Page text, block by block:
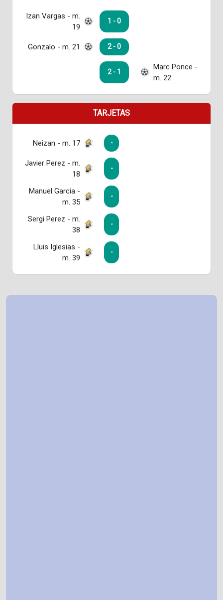
Izan Vargas - m.
19
1 - 0
Gonzalo - m. 21 2 - 0
2 - 1
Marc Ponce -
m. 22
TARJETAS
Neizan - m. 17 -
Javier Perez - m.
18
-
Manuel Garcia -
m. 35
-
Sergi Perez - m.
38
-
Lluis Iglesias -
m. 39
-